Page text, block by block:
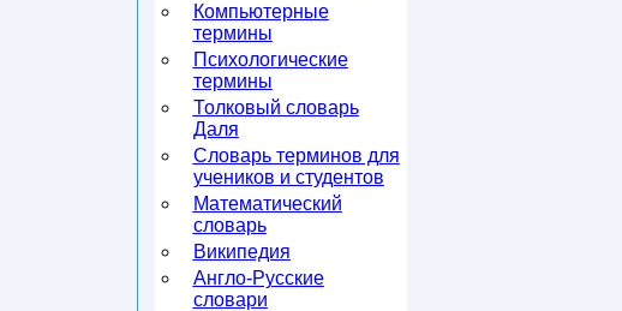
Компьютерные
термины
Психологические
термины
Толковый словарь
Даля
Словарь терминов для
учеников и студентов
Математический
словарь
Википедия
Англо-Русские
словари